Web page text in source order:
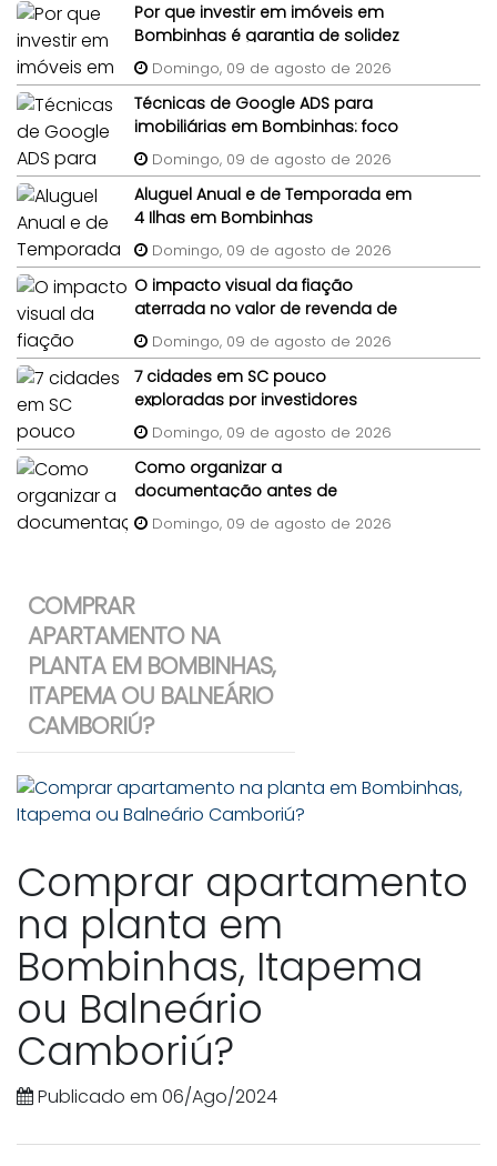
Por que investir em imóveis em
Bombinhas é garantia de solidez
patrimonial?
Domingo, 09 de agosto de 2026
Técnicas de Google ADS para
imobiliárias em Bombinhas: foco
em imóveis de terceiros
Domingo, 09 de agosto de 2026
Aluguel Anual e de Temporada em
4 Ilhas em Bombinhas
Domingo, 09 de agosto de 2026
O impacto visual da fiação
aterrada no valor de revenda de
lotes em condomínios
Domingo, 09 de agosto de 2026
7 cidades em SC pouco
exploradas por investidores
imobiliários
Domingo, 09 de agosto de 2026
Como organizar a
documentação antes de
anunciar uma casa para venda
em Bombinhas?
Domingo, 09 de agosto de 2026
COMPRAR
APARTAMENTO NA
PLANTA EM BOMBINHAS,
ITAPEMA OU BALNEÁRIO
CAMBORIÚ?
Comprar apartamento
na planta em
Bombinhas, Itapema
ou Balneário
Camboriú?
Publicado em 06/Ago/2024